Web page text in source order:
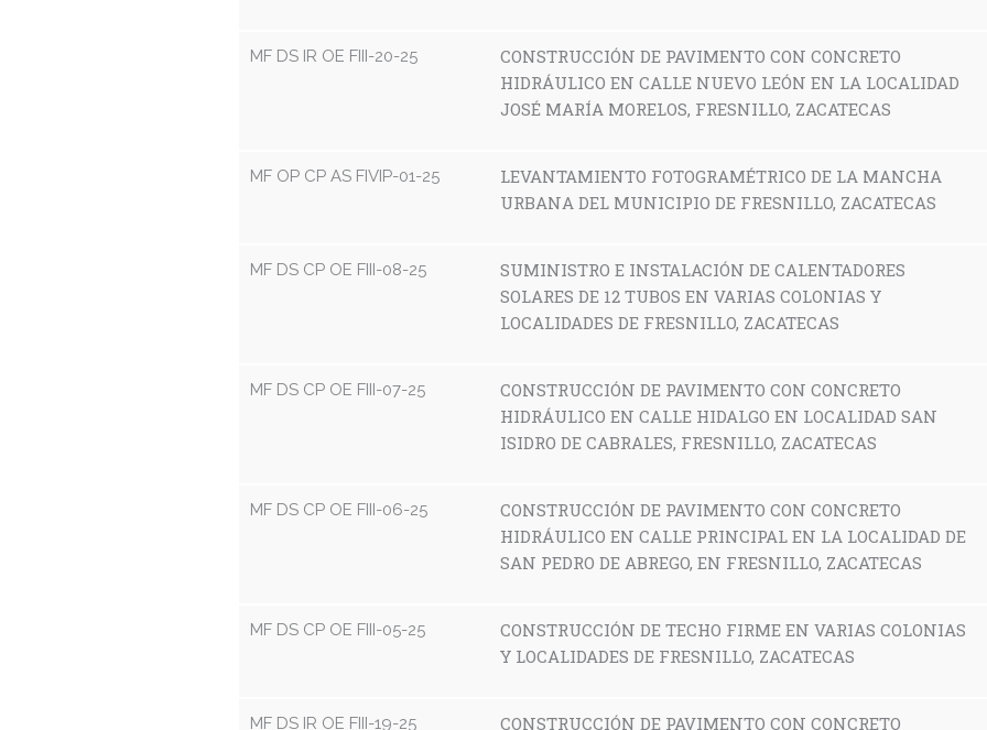
MF DS IR OE FIII-20-25
CONSTRUCCIÓN DE PAVIMENTO CON CONCRETO
HIDRÁULICO EN CALLE NUEVO LEÓN EN LA LOCALIDAD
JOSÉ MARÍA MORELOS, FRESNILLO, ZACATECAS
MF OP CP AS FIVIP-01-25
LEVANTAMIENTO FOTOGRAMÉTRICO DE LA MANCHA
URBANA DEL MUNICIPIO DE FRESNILLO, ZACATECAS
MF DS CP OE FIII-08-25
SUMINISTRO E INSTALACIÓN DE CALENTADORES
SOLARES DE 12 TUBOS EN VARIAS COLONIAS Y
LOCALIDADES DE FRESNILLO, ZACATECAS
MF DS CP OE FIII-07-25
CONSTRUCCIÓN DE PAVIMENTO CON CONCRETO
HIDRÁULICO EN CALLE HIDALGO EN LOCALIDAD SAN
ISIDRO DE CABRALES, FRESNILLO, ZACATECAS
MF DS CP OE FIII-06-25
CONSTRUCCIÓN DE PAVIMENTO CON CONCRETO
HIDRÁULICO EN CALLE PRINCIPAL EN LA LOCALIDAD DE
SAN PEDRO DE ABREGO, EN FRESNILLO, ZACATECAS
MF DS CP OE FIII-05-25
CONSTRUCCIÓN DE TECHO FIRME EN VARIAS COLONIAS
Y LOCALIDADES DE FRESNILLO, ZACATECAS
MF DS IR OE FIII-19-25 CONSTRUCCIÓN DE PAVIMENTO CON CONCRETO